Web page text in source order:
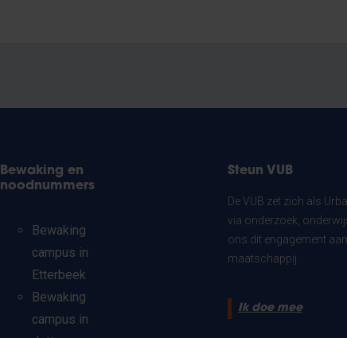
Bewaking en
noodnummers
Bewaking
campus in
Etterbeek
Bewaking
campus in
Steun VUB
De VUB zet zich als
via onderzoek,
ons dit engagement
maatschappij.
Ik doe mee